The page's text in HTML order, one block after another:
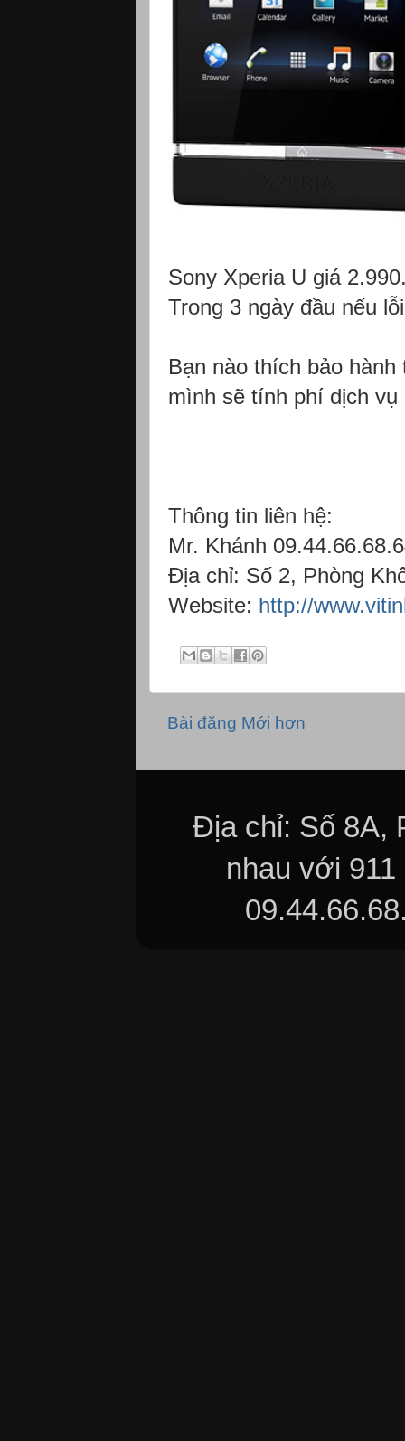
Sony Xperia U giá
Trong 3 ngày đầu nếu
Bạn nào thích bảo
mình sẽ tính phí dịch
Thông tin liên hệ:
Mr. Khánh
Địa chỉ: Số 2, Phòng
Website: http://
Bài đăng Mới hơn
Địa chỉ: Số 8A,
nhau với